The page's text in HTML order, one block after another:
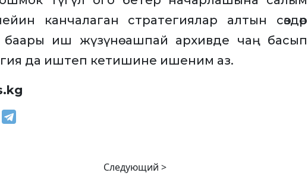
канчалаган стратегиялар алтын сөздөр
иш жүзүнө ашпай архивде чаң басып
да иштеп кетишине ишеним аз.
Следующий >